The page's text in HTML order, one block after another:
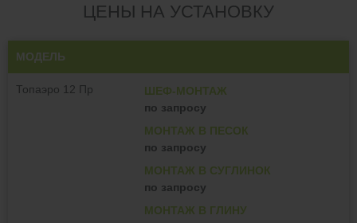
ЦЕНЫ НА УСТАНОВКУ
МОДЕЛЬ
Топаэро 12 Пр
ШЕФ-МОНТАЖ
по запросу
МОНТАЖ В ПЕСОК
по запросу
МОНТАЖ В СУГЛИНОК
по запросу
МОНТАЖ В ГЛИНУ